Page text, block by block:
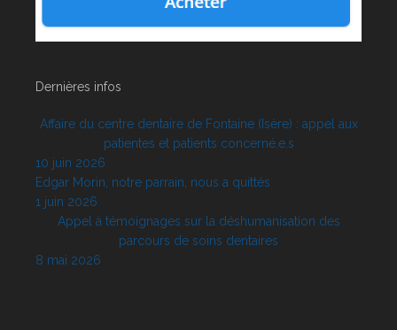
Dernières infos
Affaire du centre dentaire de Fontaine (Isère) : appel aux
patientes et patients concerné.e.s
10 juin 2026
Edgar Morin, notre parrain, nous a quittés
1 juin 2026
Appel à témoignages sur la déshumanisation des
parcours de soins dentaires
8 mai 2026